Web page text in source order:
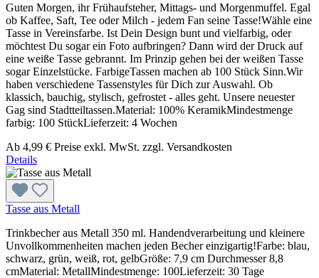
Guten Morgen, ihr Frühaufsteher, Mittags- und Morgenmuffel. Egal
ob Kaffee, Saft, Tee oder Milch - jedem Fan seine Tasse!Wähle eine
Tasse in Vereinsfarbe. Ist Dein Design bunt und vielfarbig, oder
möchtest Du sogar ein Foto aufbringen? Dann wird der Druck auf
eine weiße Tasse gebrannt. Im Prinzip gehen bei der weißen Tasse
sogar Einzelstücke. FarbigeTassen machen ab 100 Stück Sinn.Wir
haben verschiedene Tassenstyles für Dich zur Auswahl. Ob
klassich, bauchig, stylisch, gefrostet - alles geht. Unsere neuester
Gag sind Stadtteiltassen.Material: 100% KeramikMindestmenge
farbig: 100 StückLieferzeit: 4 Wochen
Ab 4,99 € Preise exkl. MwSt. zzgl. Versandkosten
Details
Tasse aus Metall
Trinkbecher aus Metall 350 ml. Handendverarbeitung und kleinere
Unvollkommenheiten machen jeden Becher einzigartig!Farbe: blau,
schwarz, grün, weiß, rot, gelbGröße: 7,9 cm Durchmesser 8,8
cmMaterial: MetallMindestmenge: 100Lieferzeit: 30 Tage